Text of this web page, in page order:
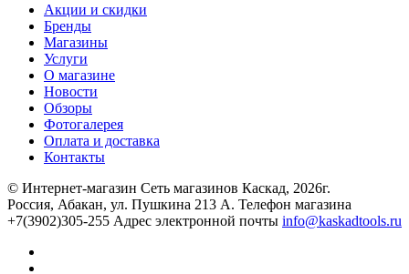
Акции и скидки
Бренды
Магазины
Услуги
О магазине
Новости
Обзоры
Фотогалерея
Оплата и доставка
Контакты
© Интернет-магазин Сеть магазинов Каскад, 2026г.
Россия, Абакан, ул. Пушкина 213 А. Телефон магазина
+7(3902)305-255 Адрес электронной почты info@kaskadtools.ru